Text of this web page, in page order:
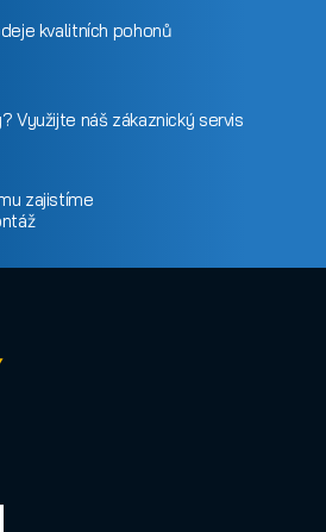
kvalitních pohonů
Využijte náš zákaznický servis
zajistíme